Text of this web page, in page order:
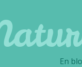
En